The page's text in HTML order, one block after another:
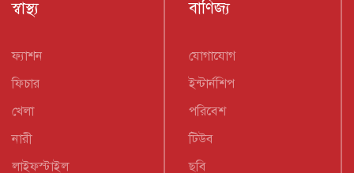
স্বাস্থ্য
ফ্যাশন
ফিচার
খেলা
নারী
লাইফস্টাইল
বাণিজ্য
যোগাযোগ
ইন্টার্নশিপ
পরিবেশ
টিউব
ছবি